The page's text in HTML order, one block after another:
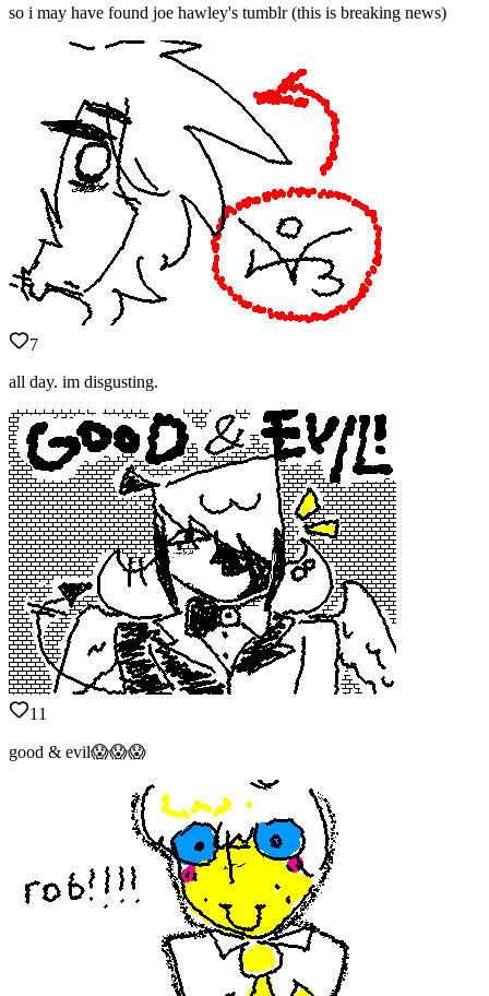
so i may have found joe hawley's tumblr (this is breaking news)
7
all day. im disgusting.
11
good & evil😱😱😱